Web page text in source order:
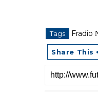
Tags Fradio
Share This